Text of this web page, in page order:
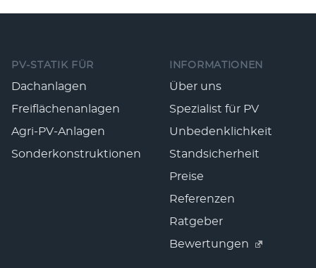
PV-STATIK FÜR
Dachanlagen
Freiflächenanlagen
Agri-PV-Anlagen
Sonderkonstruktionen
INFORMATIONEN
Über uns
Spezialist für PV
Unbedenklichkeit
Standsicherheit
Preise
Referenzen
Ratgeber
Bewertungen